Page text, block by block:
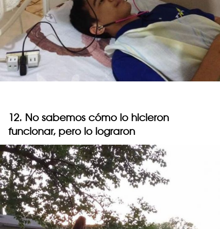
12. No sabemos cómo lo hicieron
funcionar, pero lo lograron